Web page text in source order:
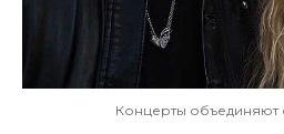
Концерты объединяют